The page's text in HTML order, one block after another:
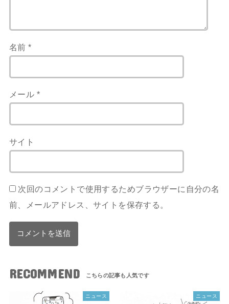
名前*
メール *
サイト
次回のコメントで使用するためブラウザーに自分の名
前、メールアドレス、サイトを保存する。
RECOMMEND
ニュース ニュース